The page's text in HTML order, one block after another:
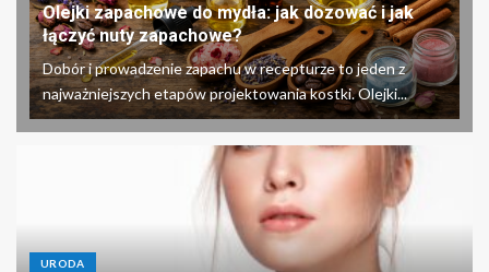
Olejki zapachowe do mydła: jak dozować i jak
łączyć nuty zapachowe?
Dobór i prowadzenie zapachu w recepturze to jeden z
najważniejszych etapów projektowania kostki. Olejki...
URODA